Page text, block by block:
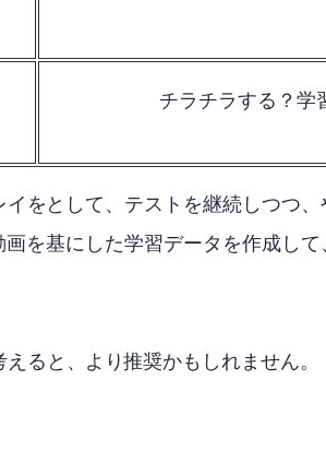
チラチラする？学
をAV1として、テストを継続しつつ
動画を基にした学習データを作成し
を考えると、HEVCよりAV1推奨かもしれません。